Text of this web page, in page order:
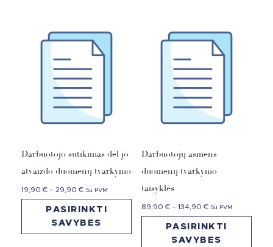
Darbuotojo sutikimas dėl jo
atvaizdo duomenų tvarkymo
19,90€ – 29,90€ Su PVM
PASIRINKTI
SAVYBES
Darbuotojų asmens
duomenų tvarkymo
taisyklės
89,90€ – 134,90€ Su PVM
PASIRINKTI
SAVYBES